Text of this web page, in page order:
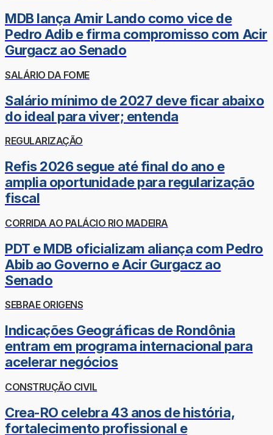
MDB lança Amir Lando como vice de
Pedro Adib e firma compromisso com Acir
Gurgacz ao Senado
SALÁRIO DA FOME
Salário mínimo de 2027 deve ficar abaixo
do ideal para viver; entenda
REGULARIZAÇÃO
Refis 2026 segue até final do ano e
amplia oportunidade para regularização
fiscal
CORRIDA AO PALÁCIO RIO MADEIRA
PDT e MDB oficializam aliança com Pedro
Abib ao Governo e Acir Gurgacz ao
Senado
SEBRAE ORIGENS
Indicações Geográficas de Rondônia
entram em programa internacional para
acelerar negócios
CONSTRUÇÃO CIVIL
Crea-RO celebra 43 anos de história,
fortalecimento profissional e